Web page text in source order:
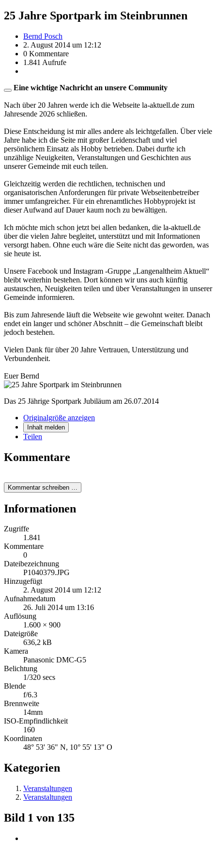
25 Jahre Sportpark im Steinbrunnen
Bernd Posch
2. August 2014 um 12:12
0 Kommentare
1.841 Aufrufe
Eine wichtige Nachricht an unsere Community
Nach über 20 Jahren werde ich die Webseite la-aktuell.de zum
Jahresende 2026 schließen.
Diese Entscheidung ist mir alles andere als leichtgefallen. Über viele
Jahre habe ich die Seite mit großer Leidenschaft und viel
persönlichem Einsatz als Hobby betrieben. Dabei durfte ich
unzählige Neuigkeiten, Veranstaltungen und Geschichten aus
unserer Gemeinde mit euch teilen.
Gleichzeitig werden die rechtlichen, technischen und
organisatorischen Anforderungen für private Webseitenbetreiber
immer umfangreicher. Für ein ehrenamtliches Hobbyprojekt ist
dieser Aufwand auf Dauer kaum noch zu bewältigen.
Ich möchte mich schon jetzt bei allen bedanken, die la-aktuell.de
über die vielen Jahre begleitet, unterstützt und mit Informationen
versorgt haben. Ohne euch wäre die Seite nicht das geworden, was
sie heute ist.
Unsere Facebook und Instagram -Gruppe „Langenaltheim Aktuell“
bleibt weiterhin bestehen. Dort können wir uns auch künftig
austauschen, Neuigkeiten teilen und über Veranstaltungen in unserer
Gemeinde informieren.
Bis zum Jahresende läuft die Webseite wie gewohnt weiter. Danach
endet ein langer und schöner Abschnitt – die Gemeinschaft bleibt
jedoch bestehen.
Vielen Dank für über 20 Jahre Vertrauen, Unterstützung und
Verbundenheit.
Euer Bernd
Das 25 Jährige Sportpark Jubiläum am 26.07.2014
Originalgröße anzeigen
Inhalt melden
Teilen
Kommentare
Kommentar schreiben …
Informationen
Zugriffe
1.841
Kommentare
0
Dateibezeichnung
P1040379.JPG
Hinzugefügt
2. August 2014 um 12:12
Aufnahmedatum
26. Juli 2014 um 13:16
Auflösung
1.600 × 900
Dateigröße
636,2 kB
Kamera
Panasonic DMC-G5
Belichtung
1/320 secs
Blende
f/6.3
Brennweite
14mm
ISO-Empfindlichkeit
160
Koordinaten
48° 53' 36" N, 10° 55' 13" O
Kategorien
Veranstaltungen
Veranstaltungen
Bild 1 von 135